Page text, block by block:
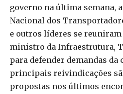
governo na última semana,
Nacional dos
e outros líderes se
ministro da Infraestrutura,
para defender demandas da
principais reivindicações
propostas nos últimos